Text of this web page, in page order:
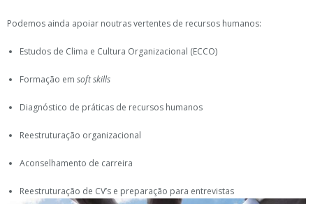
Podemos ainda apoiar noutras vertentes de recursos humanos:
Estudos de Clima e Cultura Organizacional (ECCO)
Formação em soft skills
Diagnóstico de práticas de recursos humanos
Reestruturação organizacional
Aconselhamento de carreira
Reestruturação de CV’s e preparação para entrevistas